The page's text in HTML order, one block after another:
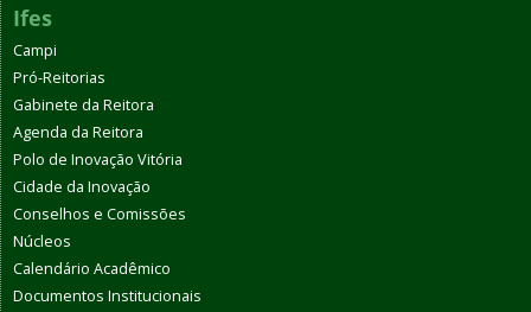
Ifes
Campi
Pró-Reitorias
Gabinete da Reitora
Agenda da Reitora
Polo de Inovação Vitória
Cidade da Inovação
Conselhos e Comissões
Núcleos
Calendário Acadêmico
Documentos Institucionais